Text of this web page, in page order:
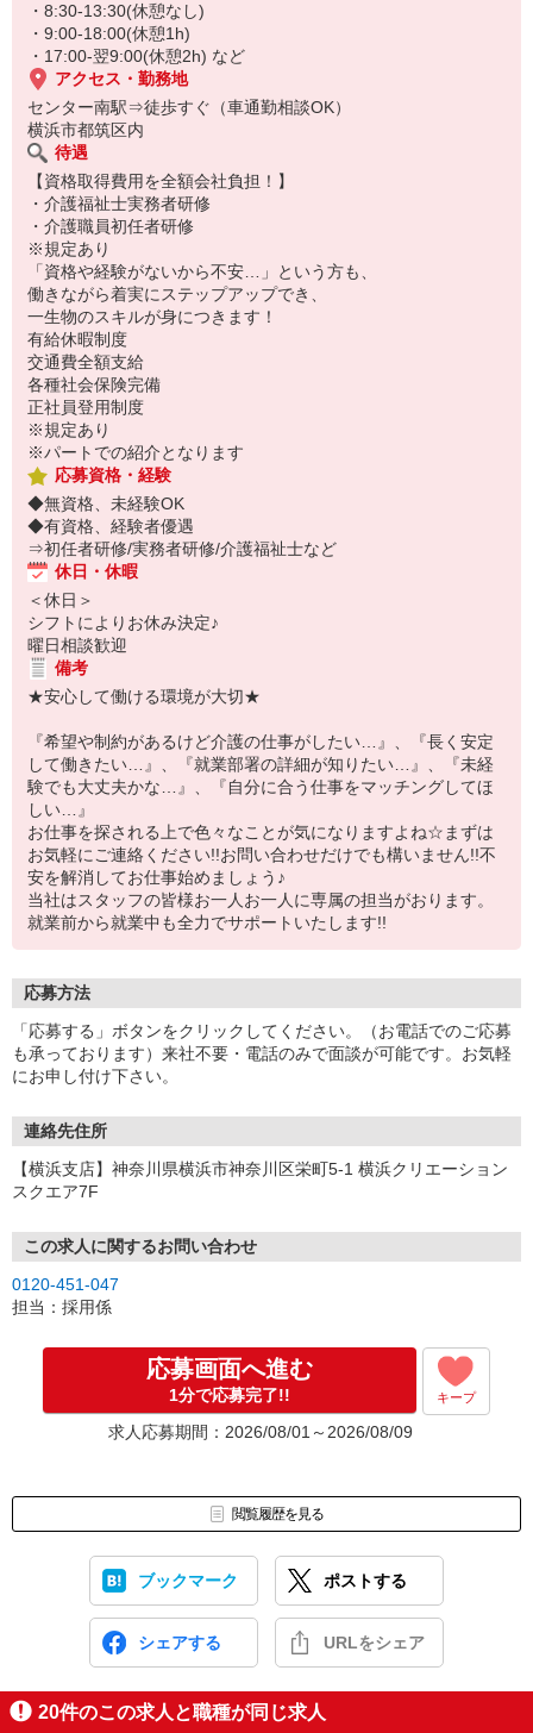
・8:30-13:30(休憩なし)
・9:00-18:00(休憩1h)
・17:00-翌9:00(休憩2h) など
アクセス・勤務地
センター南駅⇒徒歩すぐ（車通勤相談OK）
横浜市都筑区内
待遇
【資格取得費用を全額会社負担！】
・介護福祉士実務者研修
・介護職員初任者研修
※規定あり
「資格や経験がないから不安…」という方も、
働きながら着実にステップアップでき、
一生物のスキルが身につきます！
有給休暇制度
交通費全額支給
各種社会保険完備
正社員登用制度
※規定あり
※パートでの紹介となります
応募資格・経験
◆無資格、未経験OK
◆有資格、経験者優遇
⇒初任者研修/実務者研修/介護福祉士など
休日・休暇
＜休日＞
シフトによりお休み決定♪
曜日相談歓迎
備考
★安心して働ける環境が大切★
『希望や制約があるけど介護の仕事がしたい…』、『長く安定
して働きたい…』、『就業部署の詳細が知りたい…』、『未経
験でも大丈夫かな…』、『自分に合う仕事をマッチングしてほ
しい…』
お仕事を探される上で色々なことが気になりますよね☆まずは
お気軽にご連絡ください!!お問い合わせだけでも構いません!!不
安を解消してお仕事始めましょう♪
当社はスタッフの皆様お一人お一人に専属の担当がおります。
就業前から就業中も全力でサポートいたします!!
応募方法
「応募する」ボタンをクリックしてください。（お電話でのご応募
も承っております）来社不要・電話のみで面談が可能です。お気軽
にお申し付け下さい。
連絡先住所
【横浜支店】神奈川県横浜市神奈川区栄町5-1 横浜クリエーション
スクエア7F
この求人に関するお問い合わせ
0120-451-047
担当：採用係
応募画面へ進む
1分で応募完了!! キープ
求人応募期間：2026/08/01～2026/08/09
閲覧履歴を見る
ブックマーク ポストする
シェアする URLをシェア
20件のこの求人と職種が同じ求人